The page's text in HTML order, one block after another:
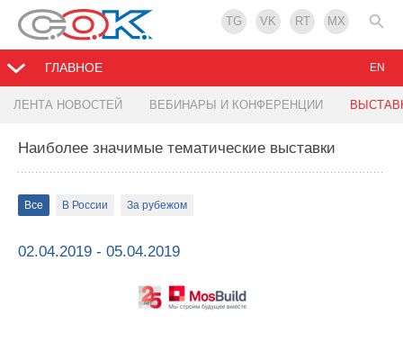
TG VK RT MX
ГЛАВНОЕ
ЛЕНТА НОВОСТЕЙ ВЕБИНАРЫ И КОНФЕРЕНЦИИ
EN
Наиболее значимые тематические выставки
Все В России За рубежом
02.04.2019 - 05.04.2019